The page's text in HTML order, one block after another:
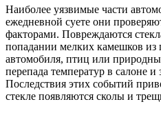
Наиболее уязвимые части
ежедневной суете они
факторами. Повреждаются
попадании мелких камешков из
автомобиля, птиц или
перепада температур в салоне и
Последствия этих событий
стекле появляются сколы и